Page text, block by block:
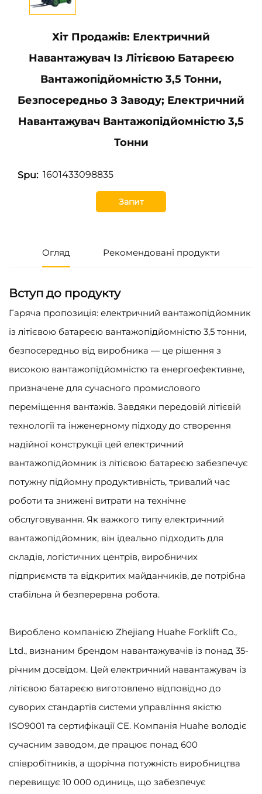
Хіт Продажів: Електричний
Навантажувач Із Літієвою Батареєю
Вантажопідйомністю 3,5 Тонни,
Безпосередньо З Заводу; Електричний
Навантажувач Вантажопідйомністю 3,5
Тонни
Spu: 1601433098835
Запит
Огляд Рекомендовані продукти
Вступ до продукту
Гаряча пропозиція: електричний вантажопідйомник
із літієвою батареєю вантажопідйомністю 3,5 тонни,
безпосередньо від виробника — це рішення з
високою вантажопідйомністю та енергоефективне,
призначене для сучасного промислового
переміщення вантажів. Завдяки передовій літієвій
технології та інженерному підходу до створення
надійної конструкції цей електричний
вантажопідйомник із літієвою батареєю забезпечує
потужну підйомну продуктивність, тривалий час
роботи та знижені витрати на технічне
обслуговування. Як важкого типу електричний
вантажопідйомник, він ідеально підходить для
складів, логістичних центрів, виробничих
підприємств та відкритих майданчиків, де потрібна
стабільна й безперервна робота.
Вироблено компанією Zhejiang Huahe Forklift Co.,
Ltd., визнаним брендом навантажувачів із понад 35-
річним досвідом. Цей електричний навантажувач із
літієвою батареєю виготовлено відповідно до
суворих стандартів системи управління якістю
ISO9001 та сертифікації CE. Компанія Huahe володіє
сучасним заводом, де працює понад 600
співробітників, а щорічна потужність виробництва
перевищує 10 000 одиниць, що забезпечує